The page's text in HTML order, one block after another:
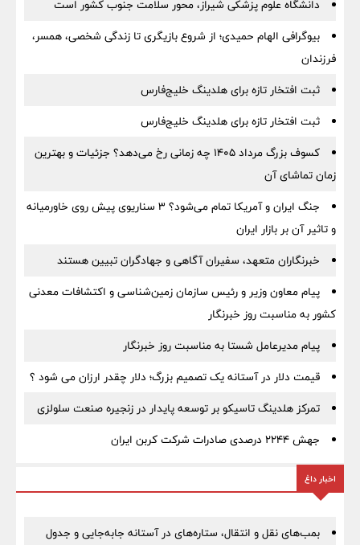
دانشگاه علوم پزشکی شیراز، محور سلامت جنوب کشور است
بیوگرافی الهام حمیدی؛ از شروع بازیگری تا زندگی شخصی، همسر،
فرزندان
ثبت افتخار تازه برای هلدینگ خلیج‌فارس
ثبت افتخار تازه برای هلدینگ خلیج‌فارس
کسوف بزرگ مرداد ۱۴۰۵ چه زمانی رخ می‌دهد؟ جزئیات و بهترین
زمان تماشای آن
جنگ ایران و آمریکا تمام می‌شود؟ ۳ سناریوی پیش روی خاورمیانه
و تاثیر آن بر بازار ایران
خبرنگاران متعهد، سفیران آگاهی و جهادگران تبیین هستند
پیام معاون وزیر و رئیس سازمان زمین‌شناسی و اکتشافات معدنی
کشور به مناسبت روز خبرنگار
پیام مدیرعامل شستا به مناسبت روز خبرنگار
قیمت دلار در آستانه یک تصمیم بزرگ؛ دلار چقدر ارزان می شود ؟
تمرکز هلدینگ تاسیکو بر توسعه پایدار در زنجیره صنعت سلولزی
جهش ۲۲۴۴ درصدی صادرات شرکت کربن ایران
اخبار داغ
بمب‌های نقل و انتقال، ستاره‌های در آستانه جابه‌جایی و جدول